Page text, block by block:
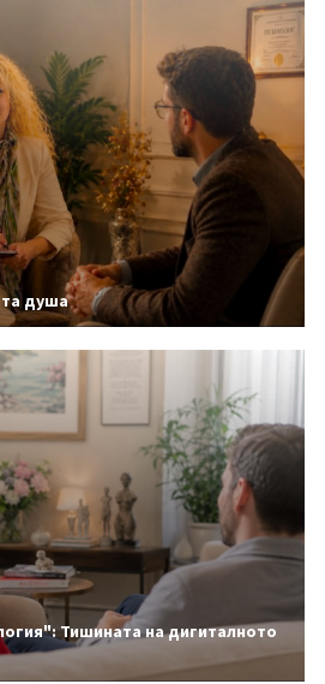
душа
Тишината на дигиталното